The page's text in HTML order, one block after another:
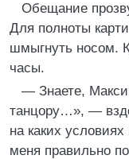
Обещание
Для полноты
шмыгнуть носом.
часы.
— Знаете,
танцору…», —
на каких
меня правильно